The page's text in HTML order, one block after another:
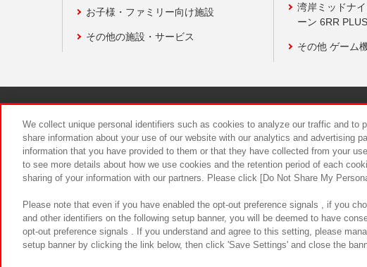
お子様・ファミリー向け施設
その他の施設・サービス
湾岸ミッドナ
ーン 6RR PLUS
その他 ゲーム
食品のご提供について
We collect unique personal identifiers such as cookies to analyze our traffic and to
share information about your use of our website with our analytics and advertising
information that you have provided to them or that they have collected from your
to see more details about how we use cookies and the retention period of each
sharing of your information with our partners. Please click [Do Not Share My
Please note that even if you have enabled the opt-out preference signals , if you
and other identifiers on the following setup banner, you will be deemed to have
opt-out preference signals . If you understand and agree to this setting, please
setup banner by clicking the link below, then click 'Save Settings' and close the